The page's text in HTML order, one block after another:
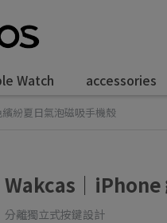
Watch accessories
紛夏日氣泡磁吸手機殼
Wakcas｜iPhone
分離獨立式按鍵設計